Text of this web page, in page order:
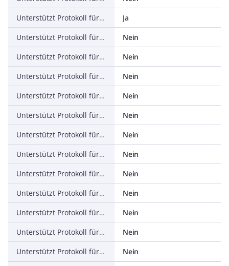
Unterstützt Protokoll für ASI
Ja
Unterstützt Protokoll für KNX
Nein
Unterstützt Protokoll für Modbus
Nein
Unterstützt Protokoll für Data-Highway
Nein
Unterstützt Protokoll für DeviceNet
Nein
Unterstützt Protokoll für SUCONET
Nein
Unterstützt Protokoll für LON
Nein
Unterstützt Protokoll für PROFINET IO
Nein
Unterstützt Protokoll für PROFINET CBA
Nein
Unterstützt Protokoll für SERCOS
Nein
Unterstützt Protokoll für Foundation Fieldbus
Nein
Unterstützt Protokoll für EtherNet/IP
Nein
Unterstützt Protokoll für AS-Interface Safety at Work
Nein